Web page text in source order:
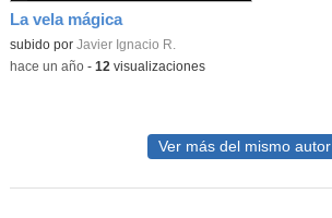
La vela mágica
Contenido educativo.
subido por Javier Ignacio R.
-hace un año- 12 visualizaciones
Ver más del mismo autor